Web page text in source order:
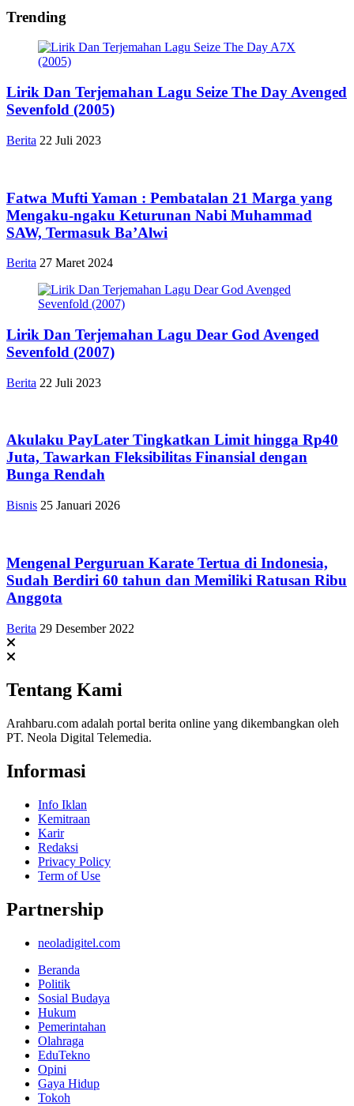
Trending
Lirik Dan Terjemahan Lagu Seize The Day Avenged
Sevenfold (2005)
Berita 22 Juli 2023
Fatwa Mufti Yaman : Pembatalan 21 Marga yang
Mengaku-ngaku Keturunan Nabi Muhammad
SAW, Termasuk Ba’Alwi
Berita 27 Maret 2024
Lirik Dan Terjemahan Lagu Dear God Avenged
Sevenfold (2007)
Berita 22 Juli 2023
Akulaku PayLater Tingkatkan Limit hingga Rp40
Juta, Tawarkan Fleksibilitas Finansial dengan
Bunga Rendah
Bisnis 25 Januari 2026
Mengenal Perguruan Karate Tertua di Indonesia,
Sudah Berdiri 60 tahun dan Memiliki Ratusan Ribu
Anggota
Berita 29 Desember 2022
Tentang Kami
Arahbaru.com adalah portal berita online yang dikembangkan oleh
PT. Neola Digital Telemedia.
Informasi
Info Iklan
Kemitraan
Karir
Redaksi
Privacy Policy
Term of Use
Partnership
neoladigitel.com
Beranda
Politik
Sosial Budaya
Hukum
Pemerintahan
Olahraga
EduTekno
Opini
Gaya Hidup
Tokoh